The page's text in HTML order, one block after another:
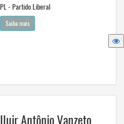
PL - Partido Liberal
Saiba mais
Iluir Antônio Vanzeto